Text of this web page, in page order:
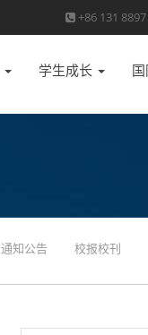
+86 131
学生成长
通知公告 校报校刊